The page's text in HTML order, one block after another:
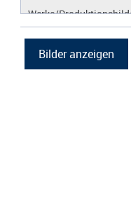
Werke/
Grafiken